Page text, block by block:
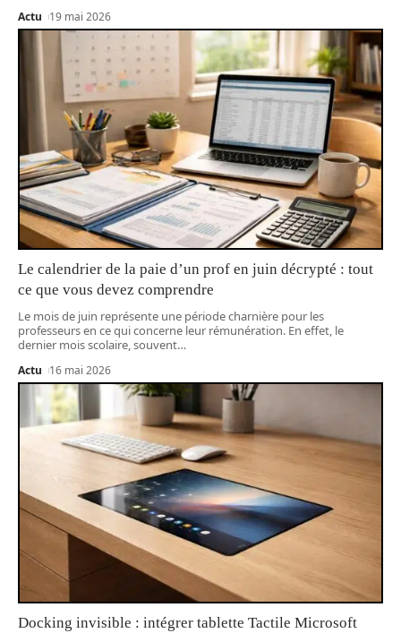
Actu 19 mai 2026
Le calendrier de la paie d’un prof en juin décrypté : tout
ce que vous devez comprendre
Le mois de juin représente une période charnière pour les
professeurs en ce qui concerne leur rémunération. En effet, le
dernier mois scolaire, souvent…
Actu 16 mai 2026
Docking invisible : intégrer tablette Tactile Microsoft